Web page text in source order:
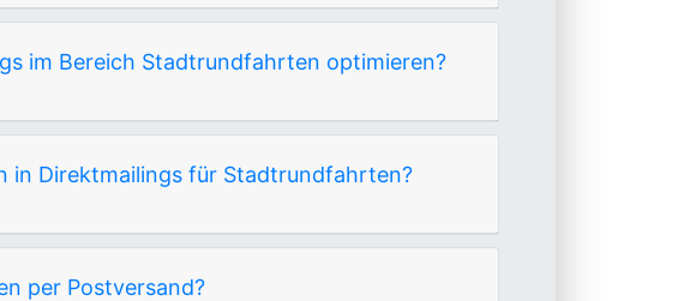
im Bereich Stadtrundfahrten optimieren?
in Direktmailings für Stadtrundfahrten?
per Postversand?